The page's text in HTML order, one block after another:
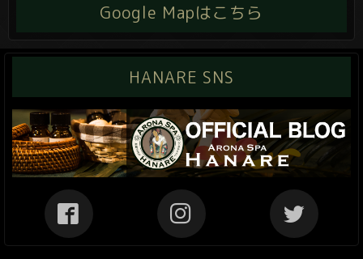
Google Mapはこちら
HANARE SNS